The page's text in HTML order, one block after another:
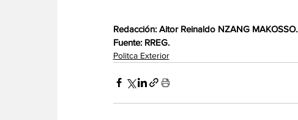
Redacción: Aitor Reinaldo NZANG MAKOSSO.
Fuente: RREG.
Politca Exterior